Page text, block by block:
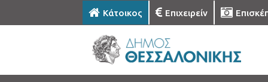
Κάτοικος Επιχειρείν